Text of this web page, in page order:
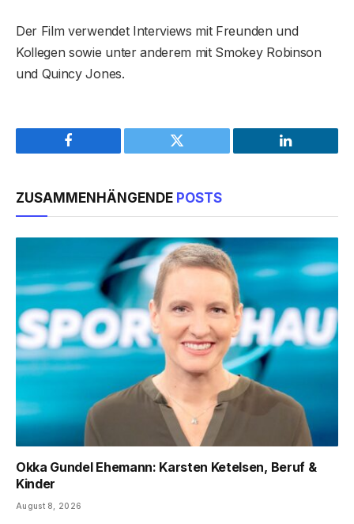
Der Film verwendet Interviews mit Freunden und
Kollegen sowie unter anderem mit Smokey Robinson
und Quincy Jones.
Facebook Twitter LinkedIn
ZUSAMMENHÄNGENDE POSTS
Okka Gundel Ehemann: Karsten Ketelsen, Beruf &
Kinder
August 8, 2026